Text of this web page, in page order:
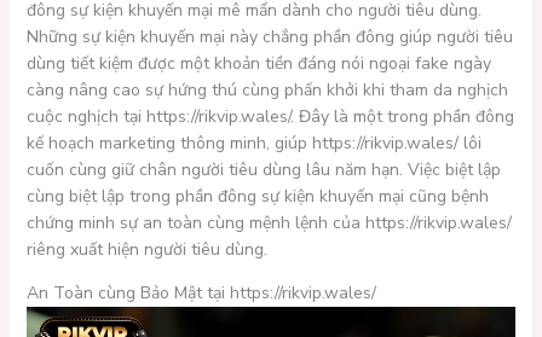
đông sự kiện khuyến mại mê mẩn dành cho người tiêu dùng.
Những sự kiện khuyến mại này chẳng phần đông giúp người tiêu
dùng tiết kiệm được một khoản tiền đáng nói ngoại fake ngày
càng nâng cao sự hứng thú cùng phấn khởi khi tham da nghịch
cuộc nghịch tại https://rikvip.wales/. Đây là một trong phần đông
kế hoạch marketing thông minh, giúp https://rikvip.wales/ lôi
cuốn cùng giữ chân người tiêu dùng lâu năm hạn. Việc biệt lập
cùng biệt lập trong phần đông sự kiện khuyến mại cũng bệnh
chứng minh sự an toàn cùng mệnh lệnh của https://rikvip.wales/
riêng xuất hiện người tiêu dùng.
An Toàn cùng Bảo Mật tại https://rikvip.wales/